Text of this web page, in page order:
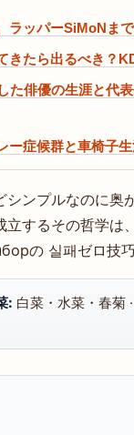
ラッパーSiMoNま
きたら出るべき？
た俳優の生涯と代
ー症候群と車椅子
ンプルなのに奥
するその哲学は
の 실패ゼロ技
: 白菜・水菜・春菊